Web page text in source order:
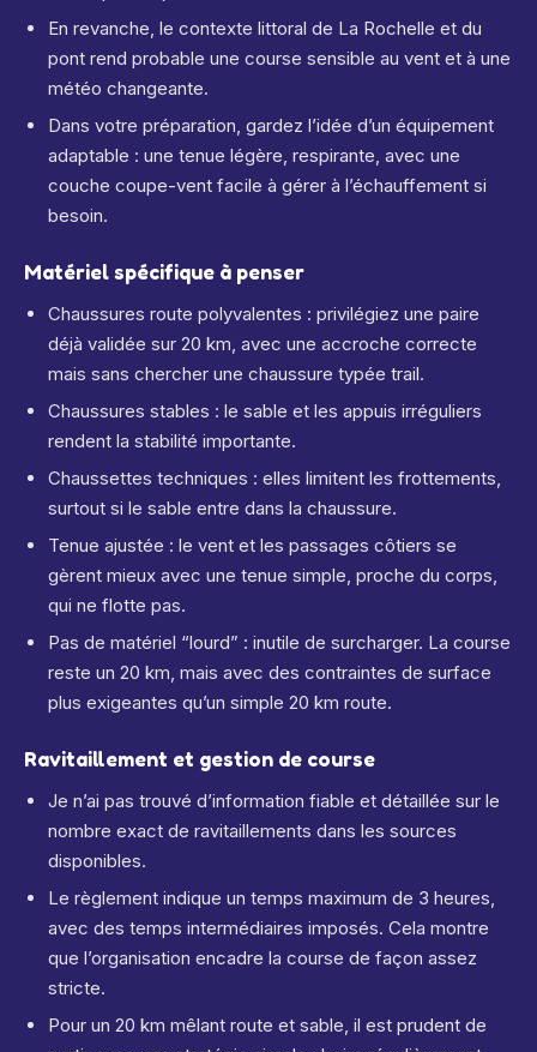
En revanche, le contexte littoral de La Rochelle et du
pont rend probable une course sensible au vent et à une
météo changeante.
Dans votre préparation, gardez l’idée d’un équipement
adaptable : une tenue légère, respirante, avec une
couche coupe-vent facile à gérer à l’échauffement si
besoin.
Matériel spécifique à penser
Chaussures route polyvalentes : privilégiez une paire
déjà validée sur 20 km, avec une accroche correcte
mais sans chercher une chaussure typée trail.
Chaussures stables : le sable et les appuis irréguliers
rendent la stabilité importante.
Chaussettes techniques : elles limitent les frottements,
surtout si le sable entre dans la chaussure.
Tenue ajustée : le vent et les passages côtiers se
gèrent mieux avec une tenue simple, proche du corps,
qui ne flotte pas.
Pas de matériel “lourd” : inutile de surcharger. La course
reste un 20 km, mais avec des contraintes de surface
plus exigeantes qu’un simple 20 km route.
Ravitaillement et gestion de course
Je n’ai pas trouvé d’information fiable et détaillée sur le
nombre exact de ravitaillements dans les sources
disponibles.
Le règlement indique un temps maximum de 3 heures,
avec des temps intermédiaires imposés. Cela montre
que l’organisation encadre la course de façon assez
stricte.
Pour un 20 km mêlant route et sable, il est prudent de